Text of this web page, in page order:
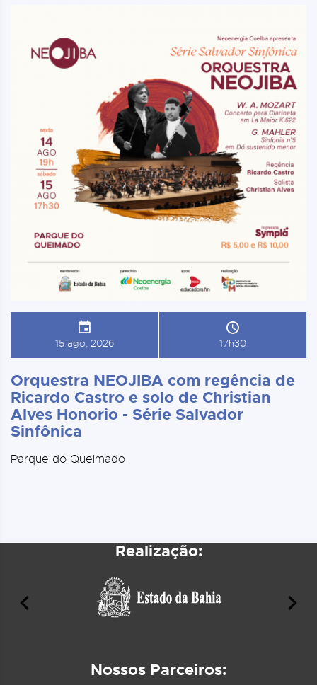
15 ago, 2026 17h30
Orquestra NEOJIBA com regência de
Ricardo Castro e solo de Christian
Alves Honorio - Série Salvador
Sinfônica
Parque do Queimado
Realização:
Nossos Parceiros: